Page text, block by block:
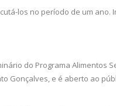
los no período de um
do Programa Alimentos
Gonçalves, e é aberto ao